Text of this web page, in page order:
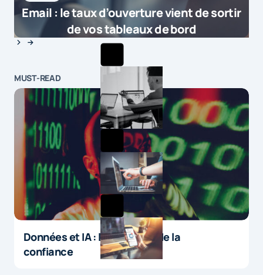
Email : le taux d’ouverture vient de sortir
de vos tableaux de bord
MUST-READ
Données et IA : le paradoxe de la
confiance